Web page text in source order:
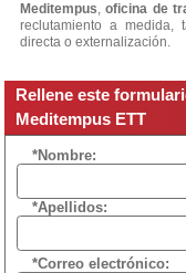
Meditempus,oficina de
reclutamiento a medida,
directa o externalización.
Rellene este
Meditempus ETT
*Nombre:
*Apellidos:
*Correo electrónico: